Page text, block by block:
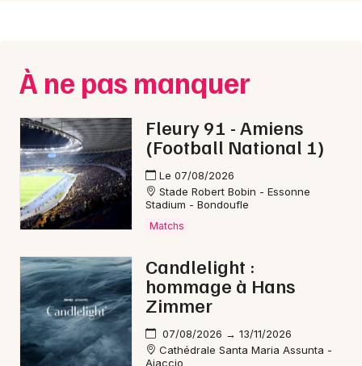
Choisir mes départements
Mon email
Je m'abonne
À ne pas manquer
Fleury 91 - Amiens
(Football National 1)
Le 07/08/2026
Stade Robert Bobin - Essonne
Stadium - Bondoufle
Matchs
Candlelight :
hommage à Hans
Zimmer
07/08/2026 → 13/11/2026
Cathédrale Santa Maria Assunta -
Ajaccio